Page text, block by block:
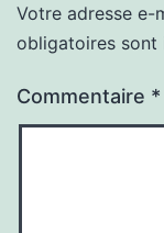
Votre adresse e-
obligatoires sont
Commentaire *